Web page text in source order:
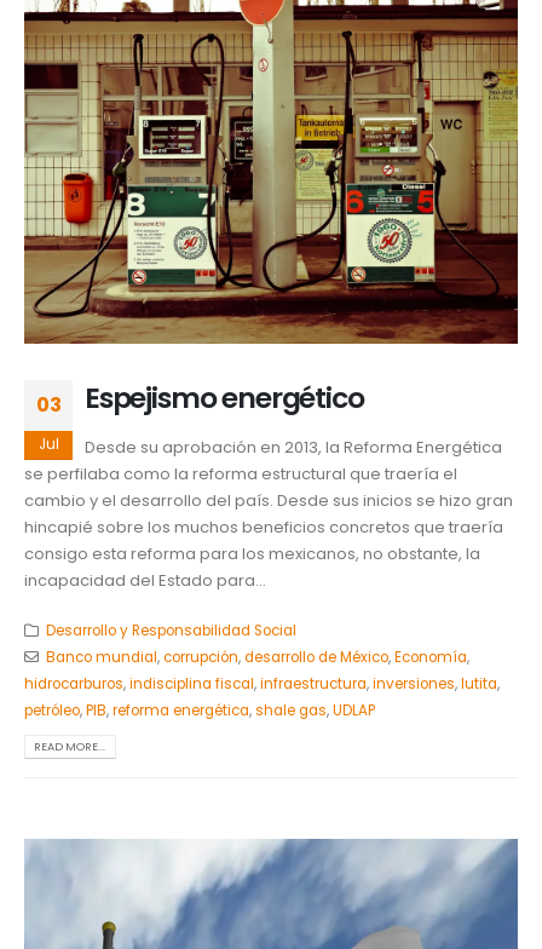
03
Jul
Espejismo energético
Desde su aprobación en 2013, la Reforma Energética
se perfilaba como la reforma estructural que traería el
cambio y el desarrollo del país. Desde sus inicios se hizo gran
hincapié sobre los muchos beneficios concretos que traería
consigo esta reforma para los mexicanos, no obstante, la
incapacidad del Estado para...
Desarrollo y Responsabilidad Social
Banco mundial,corrupción,desarrollo de México,Economía,
hidrocarburos,indisciplina fiscal,infraestructura,inversiones,lutita,
petróleo,PIB,reforma energética,shale gas,UDLAP
READ MORE...